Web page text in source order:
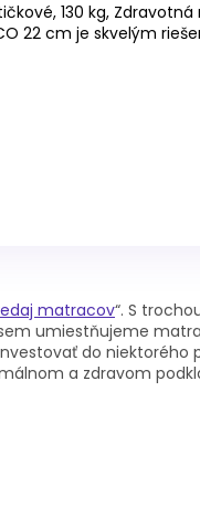
130 kg,
22 cm je skvelým
matracov“. S
umiestňujeme
do niektorého
a zdravom